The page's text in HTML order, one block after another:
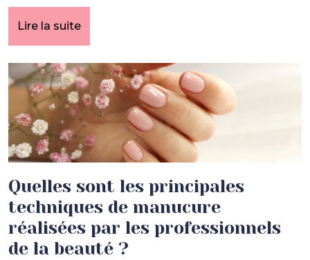
Lire la suite
Quelles sont les principales
techniques de manucure
réalisées par les professionnels
de la beauté ?